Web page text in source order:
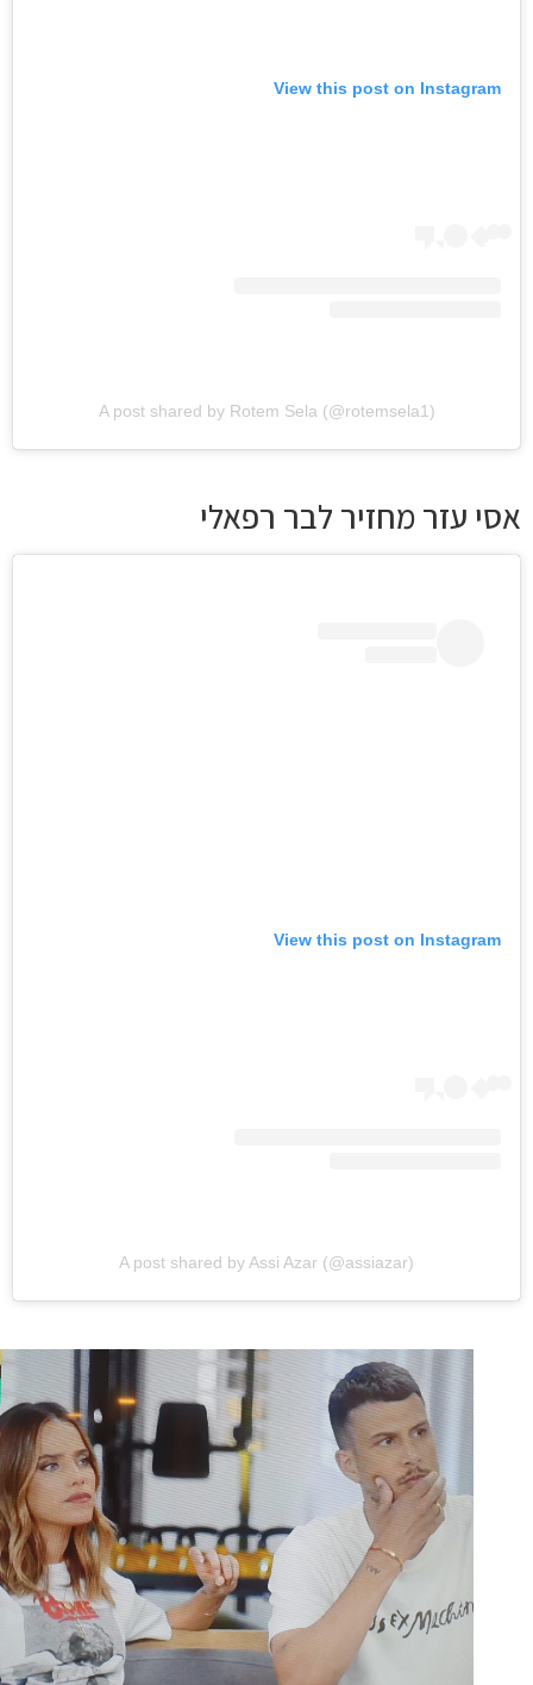
View this post on
A post shared by Rotem Sela (@rotemsela1)
עזר מחזיר לבר רפאלי
View this post on
A post shared by Assi Azar (@assiazar)